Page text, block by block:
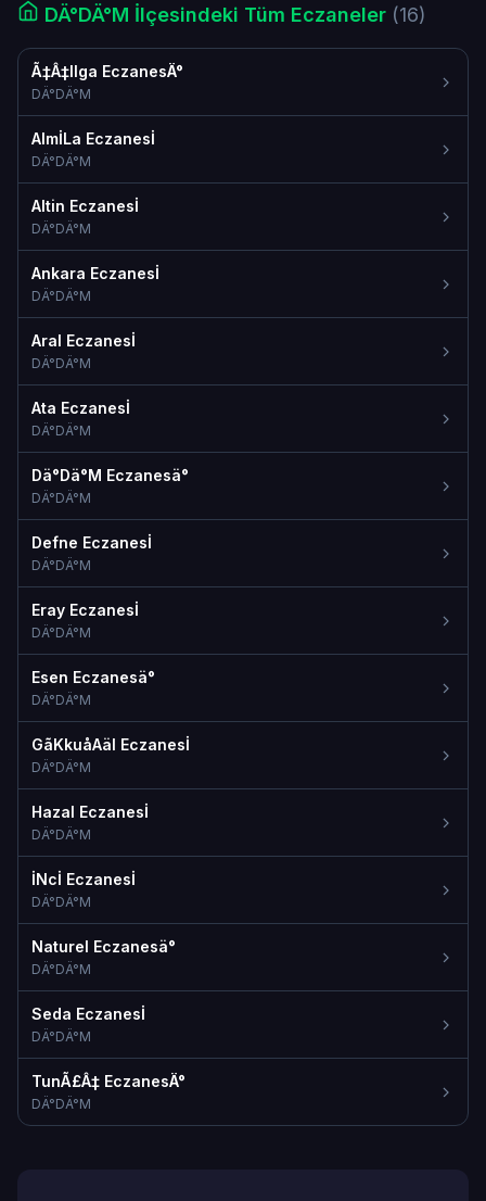
DÄ°DÄ°M İlçesindeki Tüm Eczaneler (16)
Ã‡Â‡Ilga EczanesÄ°
DÄ°DÄ°M
AlmİLa Eczanesİ
DÄ°DÄ°M
Altin Eczanesİ
DÄ°DÄ°M
Ankara Eczanesİ
DÄ°DÄ°M
Aral Eczanesİ
DÄ°DÄ°M
Ata Eczanesİ
DÄ°DÄ°M
Dä°Dä°M Eczanesä°
DÄ°DÄ°M
Defne Eczanesİ
DÄ°DÄ°M
Eray Eczanesİ
DÄ°DÄ°M
Esen Eczanesä°
DÄ°DÄ°M
GãKkuåAäI Eczanesİ
DÄ°DÄ°M
Hazal Eczanesİ
DÄ°DÄ°M
İNcİ Eczanesİ
DÄ°DÄ°M
Naturel Eczanesä°
DÄ°DÄ°M
Seda Eczanesİ
DÄ°DÄ°M
TunÃ£Â‡ EczanesÄ°
DÄ°DÄ°M